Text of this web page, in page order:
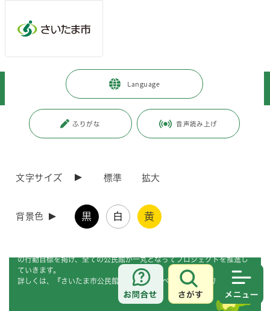
Language
ふりがな 音声読み上げ
文字サイズ 標準 拡大
背景色 黒 白 黄
お問合せ
さがす
子育て・教育 > 生涯学習 >
生涯学習総合センター・公民館
ページ番号：J006178
の行動目標を掲げ、全ての公民館が一丸となってプロジェクトを推進し
ていきます。
詳しくは、『さいたま市公民館ビジョン』のページを御覧ください。